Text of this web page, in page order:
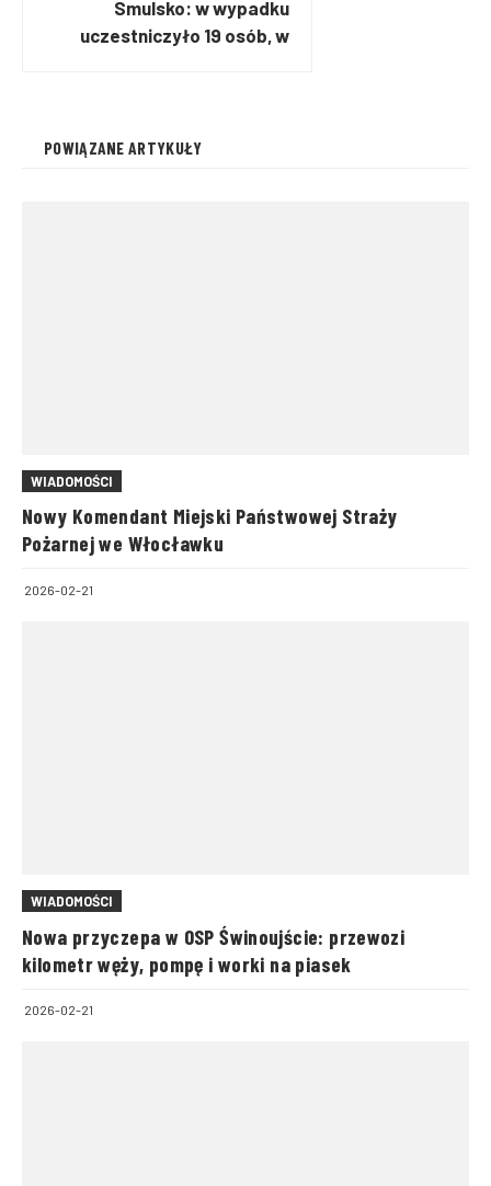
Smulsko: w wypadku
uczestniczyło 19 osób, w
POWIĄZANE ARTYKUŁY
WIADOMOŚCI
Nowy Komendant Miejski Państwowej Straży
Pożarnej we Włocławku
2026-02-21
WIADOMOŚCI
Nowa przyczepa w OSP Świnoujście: przewozi
kilometr węży, pompę i worki na piasek
2026-02-21